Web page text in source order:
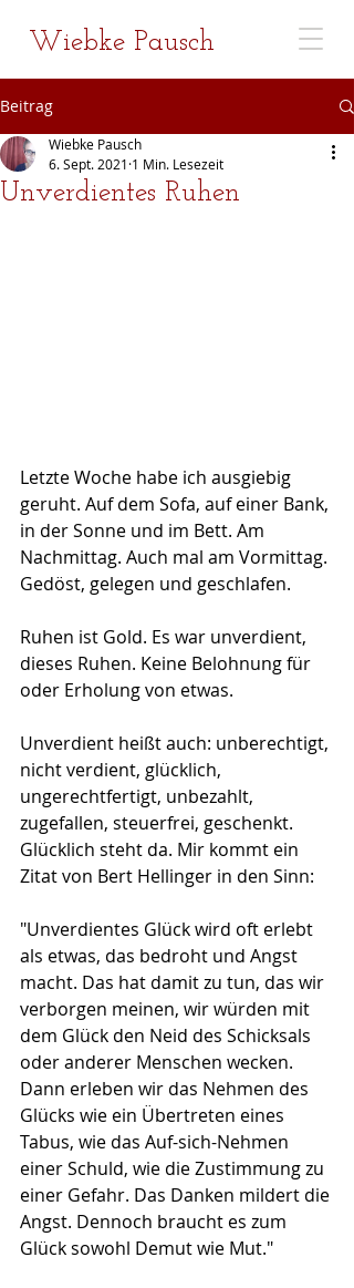
Wiebke Pausch
Beitrag
Unverdientes Ruhen
Wiebke Pausch
6. Sept. 2021 1 Min. Lesezeit
Letzte Woche habe ich ausgiebig
geruht. Auf dem Sofa, auf einer Bank,
in der Sonne und im Bett. Am
Nachmittag. Auch mal am Vormittag.
Gedöst, gelegen und geschlafen.
Ruhen ist Gold. Es war unverdient,
dieses Ruhen. Keine Belohnung für
oder Erholung von etwas.
Unverdient heißt auch: unberechtigt,
nicht verdient, glücklich,
ungerechtfertigt, unbezahlt,
zugefallen, steuerfrei, geschenkt.
Glücklich steht da. Mir kommt ein
Zitat von Bert Hellinger in den Sinn:
"Unverdientes Glück wird oft erlebt
als etwas, das bedroht und Angst
macht. Das hat damit zu tun, das wir
verborgen meinen, wir würden mit
dem Glück den Neid des Schicksals
oder anderer Menschen wecken.
Dann erleben wir das Nehmen des
Glücks wie ein Übertreten eines
Tabus, wie das Auf-sich-Nehmen
einer Schuld, wie die Zustimmung zu
einer Gefahr. Das Danken mildert die
Angst. Dennoch braucht es zum
Glück sowohl Demut wie Mut."